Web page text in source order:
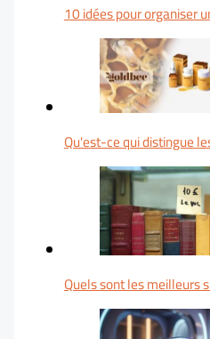
10 idées pour organiser
Qu'est-ce qui distingue
Quels sont les meilleurs